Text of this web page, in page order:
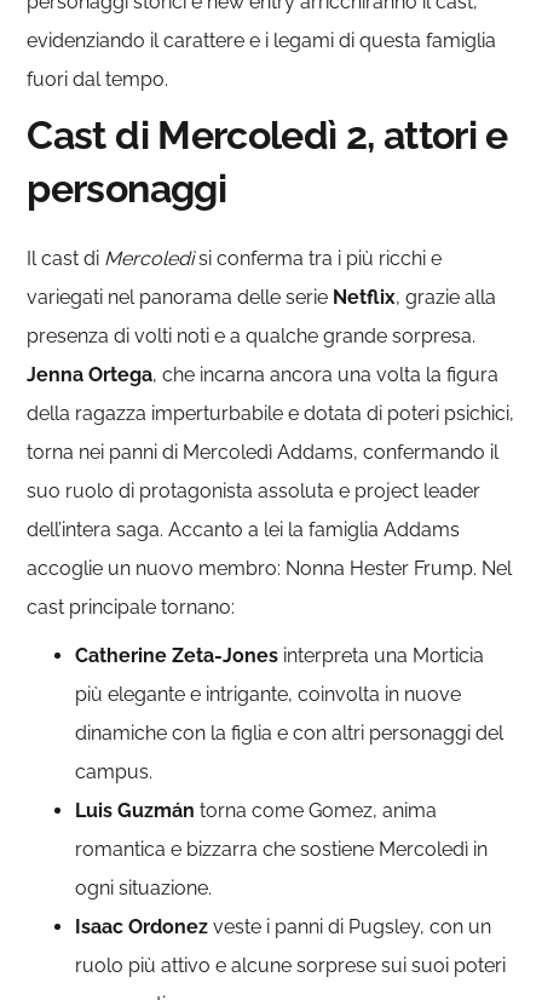
evidenziando il carattere e i legami di questa famiglia
fuori dal tempo.
Cast di Mercoledì 2, attori e
personaggi
Il cast di Mercoledìsi conferma tra i più ricchi e
variegati nel panorama delle serie Netflix, grazie alla
presenza di volti noti e a qualche grande sorpresa.
Jenna Ortega, che incarna ancora una volta la figura
della ragazza imperturbabile e dotata di poteri psichici,
torna nei panni di Mercoledì Addams, confermando il
suo ruolo di protagonista assoluta e project leader
dell’intera saga.Accanto a lei la famiglia Addams
accoglie un nuovo membro: Nonna Hester Frump. Nel
cast principale tornano:
Catherine Zeta-Jones interpreta una Morticia
più elegante e intrigante, coinvolta in nuove
dinamiche con la figlia e con altri personaggi del
campus.
Luis Guzmántorna come Gomez, anima
romantica e bizzarra che sostiene Mercoledì in
ogni situazione.
Isaac Ordonez veste i panni di Pugsley, con un
ruolo più attivo e alcune sorprese sui suoi poteri